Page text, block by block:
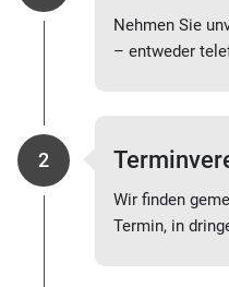
Nehmen Sie
– entweder
2
Wir finden
Termin, in